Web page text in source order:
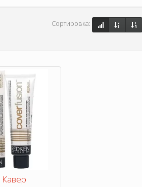
Сортировка:
Кавер